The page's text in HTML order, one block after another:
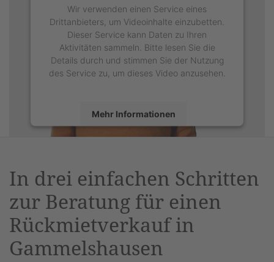
Wir verwenden einen Service eines
Drittanbieters, um Videoinhalte einzubetten.
Dieser Service kann Daten zu Ihren
Aktivitäten sammeln. Bitte lesen Sie die
Details durch und stimmen Sie der Nutzung
des Service zu, um dieses Video anzusehen.
Mehr Informationen
Management Platform&eRecht24
In drei einfachen Schritten
zur Beratung für einen
Rückmietverkauf in
Gammelshausen